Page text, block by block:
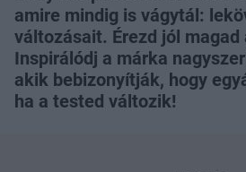
amire mindig is vágytál:
változásait. Érezd jól magad
Inspirálódj a márka
akik bebizonyítják, hogy
ha a tested változik!